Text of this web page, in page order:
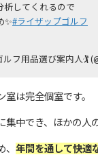
析してくれるので
✨#ライザップゴルフ
フ用品選び案内人🏌️
は完全個室です。
集中でき、ほかの人
年間を通して快適